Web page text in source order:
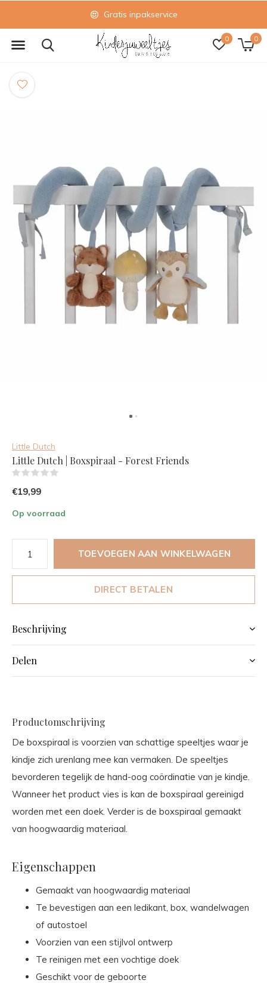
0 0
Gratis inpakservice
Little Dutch
Little Dutch | Boxspiraal - Forest Friends
€19,99
Op voorraad
TOEVOEGEN AAN WINKELWAGEN
DIRECT BETALEN
Beschrijving
Delen
Productomschrijving
De boxspiraal is voorzien van schattige speeltjes waar je
kindje zich urenlang mee kan vermaken. De speeltjes
bevorderen tegelijk de hand-oog coördinatie van je kindje.
Wanneer het product vies is kan de boxspiraal gereinigd
worden met een doek. Verder is de boxspiraal gemaakt
van hoogwaardig materiaal.
Eigenschappen
Gemaakt van hoogwaardig materiaal
Te bevestigen aan een ledikant, box, wandelwagen
of autostoel
Voorzien van een stijlvol ontwerp
Te reinigen met een vochtige doek
Geschikt voor de geboorte